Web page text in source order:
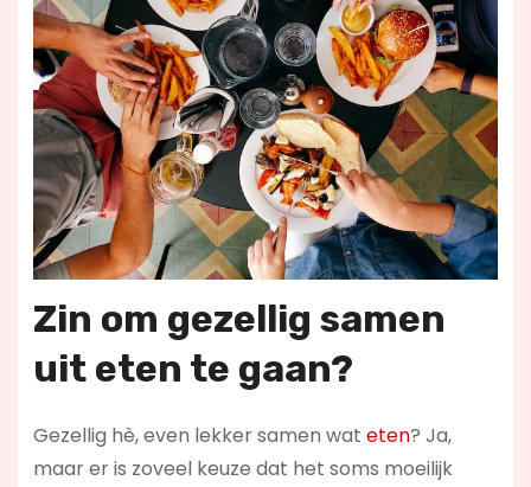
Zin om gezellig samen
uit eten te gaan?
Gezellig hè, even lekker samen wat eten? Ja,
maar er is zoveel keuze dat het soms moeilijk